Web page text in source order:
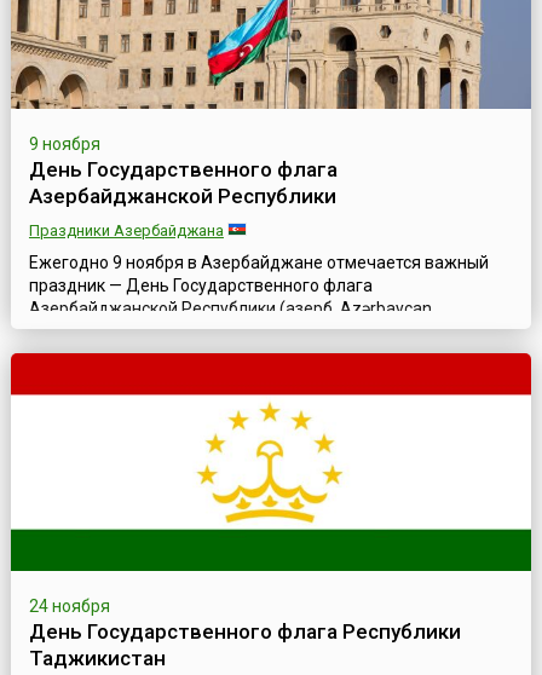
9 ноября
День Государственного флага
Азербайджанской Республики
Праздники Азербайджана
Ежегодно 9 ноября в Азербайджане отмечается важный
праздник — День Государственного флага
Азербайджанской Республики (азерб. Azərbaycan
Respublikasının Dövlət Bayrağı günü), официально
установленный в 2009 году соответствующим указом
выбрана в связи с тем, что в этот день в 1918 году был
утверждён флаг Азербайджанской Демократической
24 ноября
День Государственного флага Республики
Таджикистан